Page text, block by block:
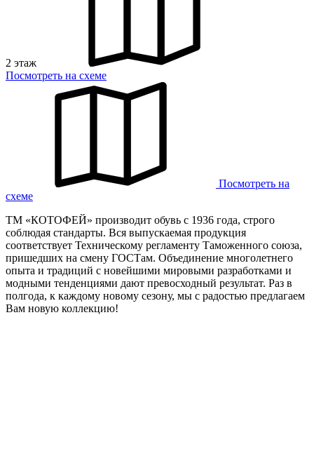
2 этаж
Посмотреть на схеме
Посмотреть на
схеме
ТМ «КОТОФЕЙ» производит обувь с 1936 года, строго
соблюдая стандарты. Вся выпускаемая продукция
соответствует Техническому регламенту Таможенного союза,
пришедших на смену ГОСТам. Объединение многолетнего
опыта и традиций с новейшими мировыми разработками и
модными тенденциями дают превосходный результат. Раз в
полгода, к каждому новому сезону, мы с радостью предлагаем
Вам новую коллекцию!